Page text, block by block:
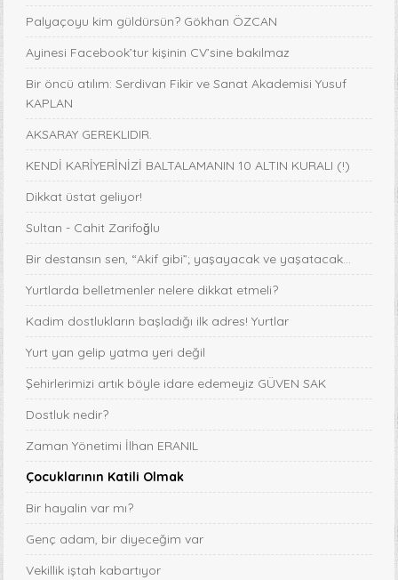
Palyaçoyu kim güldürsün? Gökhan ÖZCAN
Ayinesi Facebook’tur kişinin CV’sine bakılmaz
Bir öncü atılım: Serdivan Fikir ve Sanat Akademisi Yusuf
KAPLAN
AKSARAY GEREKLIDIR.
KENDİ KARİYERİNİZİ BALTALAMANIN 10 ALTIN KURALI (!)
Dikkat üstat geliyor!
Sultan - Cahit Zarifoğlu
Bir destansın sen, “Akif gibi”; yaşayacak ve yaşatacak...
Yurtlarda belletmenler nelere dikkat etmeli?
Kadim dostlukların başladığı ilk adres! Yurtlar
Yurt yan gelip yatma yeri değil
Şehirlerimizi artık böyle idare edemeyiz GÜVEN SAK
Dostluk nedir?
Zaman Yönetimi İlhan ERANIL
Çocuklarının Katili Olmak
Bir hayalin var mı?
Genç adam, bir diyeceğim var
Vekillik iştah kabartıyor